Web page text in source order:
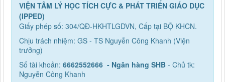
VIỆN TÂM LÝ HỌC TÍCH CỰC & PHÁT TRIỂN GIÁO DỤC
(IPPED)
Giấy phép số: 304/QĐ-HKHTLGDVN, Cấp tại BỘ KHCN.
Chịu trách nhiệm: GS - TS Nguyễn Công Khanh (Viện
trưởng)
Số tài khoản: 6662552666 - Ngân hàng SHB - Chủ tk:
Nguyễn Công Khanh